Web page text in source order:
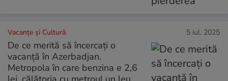
Vacanțe și Cultură 5 iul. 2025
De ce merită să încercați o
vacanță în Azerbadjan.
Metropola în care benzina e 2,6